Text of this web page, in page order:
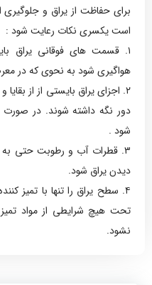
برای حفاظت از یراق و
است یکسری نکات رعایت شود :
۱. قسمت های فوقانی یراق
هواگیری شود به نحوی که در
۲. اجزای یراق بایستی از از
دور نگه داشته شوند. در صورت
شود .
۳. قطرات آب و رطوبت حتی به
دیدن یراق شود.
۴. سطح یراق را تنها با تمیز
تحت هیچ شرایطی از مواد
نشود.